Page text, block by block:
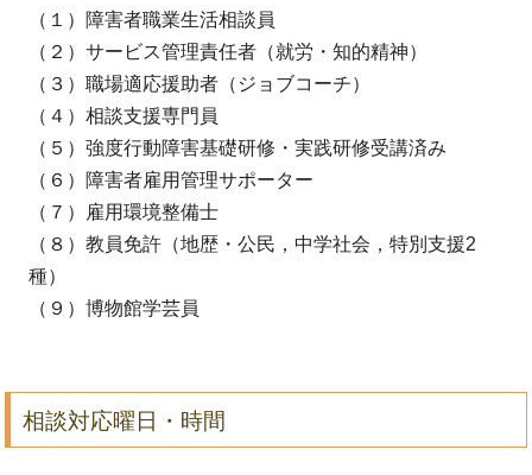
（１）障害者職業生活相談員
（２）サービス管理責任者（就労・知的精神）
（３）職場適応援助者（ジョブコーチ）
（４）相談支援専門員
（５）強度行動障害基礎研修・実践研修受講済み
（６）障害者雇用管理サポーター
（７）雇用環境整備士
（８）教員免許（地歴・公民，中学社会，特別支援2
種）
（９）博物館学芸員
相談対応曜日・時間